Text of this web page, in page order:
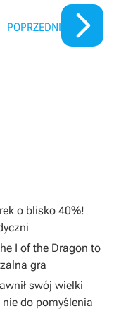
POPRZEDNI
o blisko 40%!
I of the Dragon to
gra
swój wielki
do pomyślenia